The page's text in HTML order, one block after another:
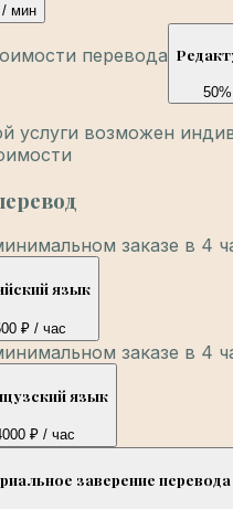
/ мин
перевода
50%
услуги возможен
заказе в 4
язык
₽ / час
заказе в 4
язык
₽ / час
заверение перевода